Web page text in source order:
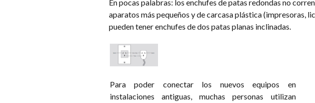
En pocas palabras: los enchufes de patas redondas no
aparatos más pequeños y de carcasa plástica (impresoras,
pueden tener enchufes de dos patas planas inclinadas.
Para poder conectar los nuevos equipos en
instalaciones antiguas, muchas personas utilizan